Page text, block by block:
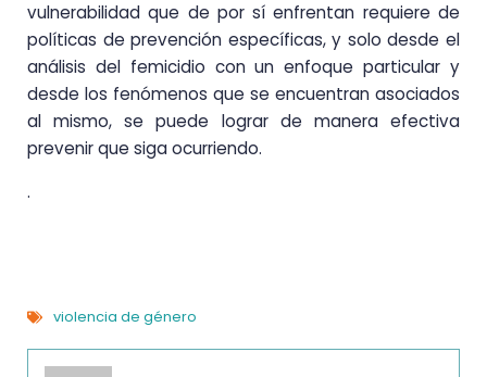
vulnerabilidad que de por sí enfrentan requiere de
políticas de prevención específicas, y solo desde el
análisis del femicidio con un enfoque particular y
desde los fenómenos que se encuentran asociados
al mismo, se puede lograr de manera efectiva
prevenir que siga ocurriendo.
.
violencia de género